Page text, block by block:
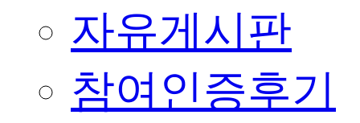
자유게시판
참여인증후기